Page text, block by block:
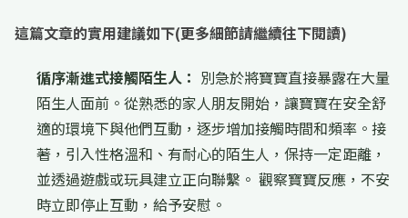
這篇文章的實用建議如下(更多細節請繼續往下閱讀)
循序漸進式接觸陌生人： 別急於將寶寶直接暴露在大量
陌生人面前。從熟悉的家人朋友開始，讓寶寶在安全舒
適的環境下與他們互動，逐步增加接觸時間和頻率。接
著，引入性格溫和、有耐心的陌生人，保持一定距離，
並透過遊戲或玩具建立正向聯繫。 觀察寶寶反應，不安
時立即停止互動，給予安慰。